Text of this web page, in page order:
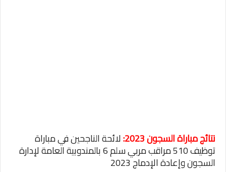
نتائج مباراة السجون 2023: لائحة الناجحين في مباراة
توظيف 510 مراقب مربي سلم 6 بالمندوبية العامة لإدارة
السجون وإعادة الإدماج 2023